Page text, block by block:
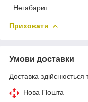
Негабарит
Приховати
Умови доставки
Доставка здійснюється
Нова Пошта